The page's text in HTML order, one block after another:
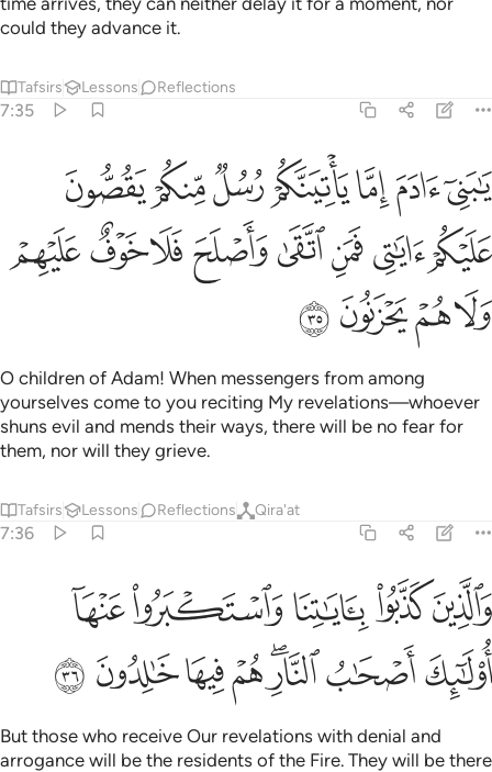
could they advance it.
Tafsirs Lessons Reflections
7:35
يا بني ادم اما ياتينكم رسل منكم يقصون عليكم اياتي فمن اتقى واصلح
يَـٰبَنِىٓ ءَادَمَ إِمَّا يَأْتِيَنَّكُمْ رُسُلٌۭ مِّنكُمْ يَقُصُّونَ عَلَيْكُمْ ءَايَـٰتِى ۙ فَمَنِ ٱتَّقَىٰ
ﲛﲜﲝﲞﲟﲠﲡ
ﲢﲣﲤﲥﲦﲧﲨﲩ
ﲪﲫﲬﲭ
O children of Adam! When messengers from among
yourselves come to you reciting My revelations—whoever
shuns evil and mends their ways, there will be no fear for
them, nor will they grieve.
Tafsirs Lessons Reflections Qira'at
7:36
والذين كذبوا باياتنا واستكبروا عنها اولايك اصحاب النار هم فيها خالدون ٣٦
وَٱلَّذِينَ كَذَّبُوا۟ بِـَٔايَـٰتِنَا وَٱسْتَكْبَرُوا۟ عَنْهَآ أُو۟لَـٰٓئِكَ أَصْحَـٰبُ ٱلنَّارِ ۖ هُمْ فِيهَا خَـٰلِدُونَ
ﲮﲯﲰﲱﲲ
ﲳﲴﲵﲶﲷﲸﲹﲺ
But those who receive Our revelations with denial and
arrogance will be the residents of the Fire. They will be there